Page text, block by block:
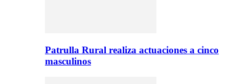
Patrulla Rural realiza actuaciones a cinco
masculinos